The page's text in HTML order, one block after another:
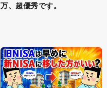
万、超優秀です。